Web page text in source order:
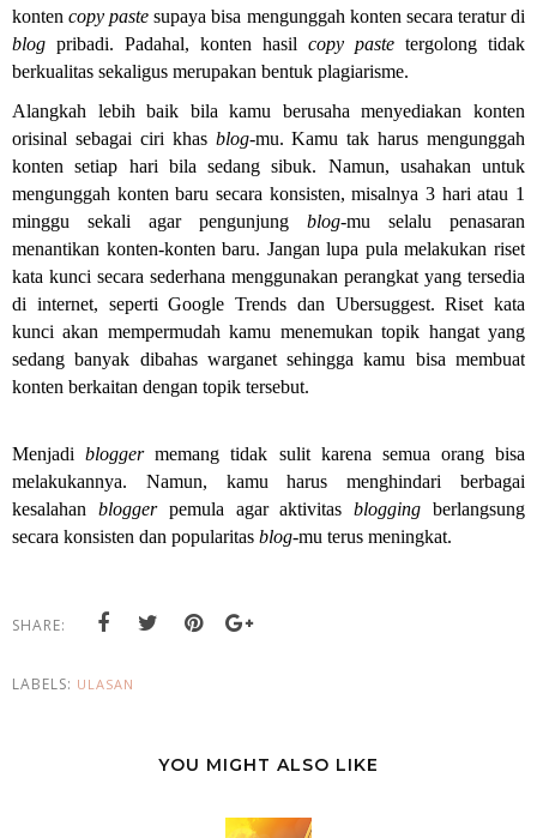
kontencopy pastesupaya bisa mengunggah konten secara teratur di
blog pribadi. Padahal, konten hasil copy paste tergolong tidak
berkualitas sekaligus merupakan bentuk plagiarisme.
Alangkah lebih baik bila kamu berusaha menyediakan konten
orisinal sebagai ciri khas blog-mu. Kamu tak harus mengunggah
konten setiap hari bila sedang sibuk. Namun, usahakan untuk
mengunggah konten baru secara konsisten, misalnya 3 hari atau 1
minggu sekali agar pengunjung blog-mu selalu penasaran
menantikan konten-konten baru. Jangan lupa pula melakukan riset
kata kunci secara sederhana menggunakan perangkat yang tersedia
di internet, seperti Google Trends dan Ubersuggest. Riset kata
kunci akan mempermudah kamu menemukan topik hangat yang
sedang banyak dibahas warganet sehingga kamu bisa membuat
konten berkaitan dengan topik tersebut.
Menjadibloggermemang tidak sulit karena semua orang bisa
melakukannya. Namun, kamu harus menghindari berbagai
kesalahan blogger pemula agar aktivitasbloggingberlangsung
secara konsisten dan popularitas blog-mu terus meningkat.
SHARE:
LABELS: ULASAN
YOU MIGHT ALSO LIKE